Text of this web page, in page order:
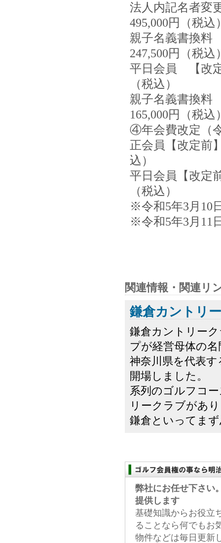
法人内記名者変
495,000円（税込
親子名義書換料
247,500円（税込
平日会員 【改
（税込）
親子名義書換料
165,000円（税込
④年会費改定（
正会員【改定前
込）
平日会員【改定
（税込）
※令和5年3月10
※令和5年3月11
関連情報・関連リ
鎌倉カントリ
鎌倉カントリー
プが経営母体の
神奈川県を代表す
開場しました。
系列のゴルフコ
リークラブがあ
鎌倉といってま
弊社にお任せ下さい
提供します
基礎知識からお役立
ることなら何でもお
物件などは毎日更新